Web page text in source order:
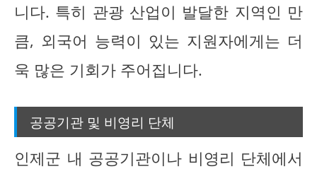
니다. 특히 관광 산업이 발달한 지역인 만
큼, 외국어 능력이 있는 지원자에게는 더
욱 많은 기회가 주어집니다.
공공기관 및 비영리 단체
인제군 내 공공기관이나 비영리 단체에서